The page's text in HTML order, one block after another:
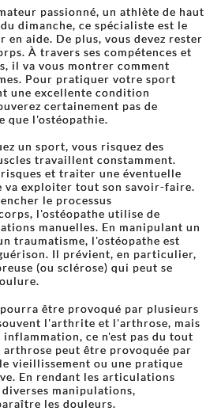
passionné, un athlète de haut
dimanche, ce spécialiste est le
en aide. De plus, vous devez rester
À travers ses compétences et
il va vous montrer comment
Pour pratiquer votre sport
une excellente condition
certainement pas de
que l'ostéopathie.
un sport, vous risquez des
travaillent constamment.
et traiter une éventuelle
va exploiter tout son savoir-faire.
le processus
l'ostéopathe utilise de
manuelles. En manipulant un
traumatisme, l'ostéopathe est
Il prévient, en particulier,
(ou sclérose) qui peut se
être provoqué par plusieurs
l'arthrite et l'arthrose, mais
inflammation, ce n'est pas du tout
arthrose peut être provoquée par
vieillissement ou une pratique
En rendant les articulations
manipulations,
les douleurs.